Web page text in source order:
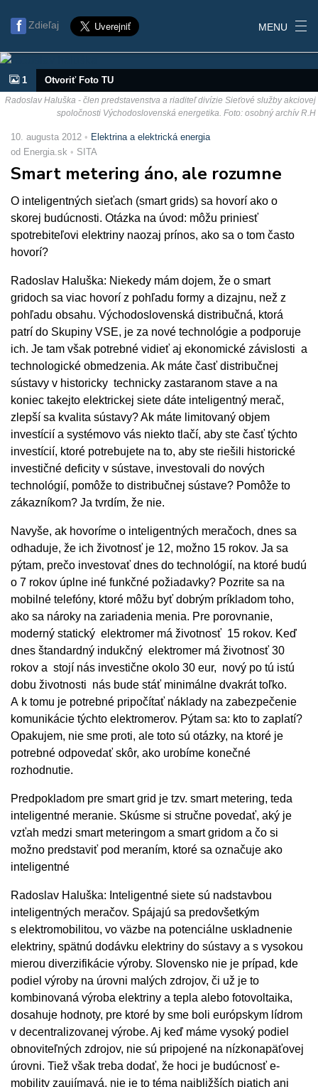
Zdieľaj MENU
1 Otvoriť Foto TU
Radoslav Haluška - člen predstavenstva a riaditeľ divízie Sieťové služby akciovej
spoločnosti Východoslovenská energetika. Foto: osobný archív R.H
10. augusta 2012
Elektrina a elektrická energia
od Energia.sk
SITA
Smart metering áno, ale rozumne
O inteligentných sieťach (smart grids) sa hovorí ako o
skorej budúcnosti. Otázka na úvod: môžu priniesť
spotrebiteľovi elektriny naozaj prínos, ako sa o tom často
hovorí?
Radoslav Haluška: Niekedy mám dojem, že o smart
gridoch sa viac hovorí z pohľadu formy a dizajnu, než z
pohľadu obsahu. Východoslovenská distribučná, ktorá
patrí do Skupiny VSE, je za nové technológie a podporuje
ich. Je tam však potrebné vidieť aj ekonomické závislosti a
technologické obmedzenia. Ak máte časť distribučnej
sústavy v historicky technicky zastaranom stave a na
koniec takejto elektrickej siete dáte inteligentný merač,
zlepší sa kvalita sústavy? Ak máte limitovaný objem
investícií a systémovo vás niekto tlačí, aby ste časť týchto
investícií, ktoré potrebujete na to, aby ste riešili historické
investičné deficity v sústave, investovali do nových
technológií, pomôže to distribučnej sústave? Pomôže to
zákazníkom? Ja tvrdím, že nie.
Navyše, ak hovoríme o inteligentných meračoch, dnes sa
odhaduje, že ich životnosť je 12, možno 15 rokov. Ja sa
pýtam, prečo investovať dnes do technológií, na ktoré budú
o 7 rokov úplne iné funkčné požiadavky? Pozrite sa na
mobilné telefóny, ktoré môžu byť dobrým príkladom toho,
ako sa nároky na zariadenia menia. Pre porovnanie,
moderný statický elektromer má životnosť 15 rokov. Keď
dnes štandardný indukčný elektromer má životnosť 30
rokov a stojí nás investične okolo 30 eur, nový po tú istú
dobu životnosti nás bude stáť minimálne dvakrát toľko.
A k tomu je potrebné pripočítať náklady na zabezpečenie
komunikácie týchto elektromerov. Pýtam sa: kto to zaplatí?
Opakujem, nie sme proti, ale toto sú otázky, na ktoré je
potrebné odpovedať skôr, ako urobíme konečné
rozhodnutie.
Predpokladom pre smart grid je tzv. smart metering, teda
inteligentné meranie. Skúsme si stručne povedať, aký je
vzťah medzi smart meteringom a smart gridom a čo si
možno predstaviť pod meraním, ktoré sa označuje ako
inteligentné
Radoslav Haluška: Inteligentné siete sú nadstavbou
inteligentných meračov. Spájajú sa predovšetkým
s elektromobilitou, vo väzbe na potenciálne uskladnenie
elektriny, spätnú dodávku elektriny do sústavy a s vysokou
mierou diverzifikácie výroby. Slovensko nie je prípad, kde
podiel výroby na úrovni malých zdrojov, či už je to
kombinovaná výroba elektriny a tepla alebo fotovoltaika,
dosahuje hodnoty, pre ktoré by sme boli európskym lídrom
v decentralizovanej výrobe. Aj keď máme vysoký podiel
obnoviteľných zdrojov, nie sú pripojené na nízkonapäťovej
úrovni. Tiež však treba dodať, že hoci je budúcnosť e-
mobility zaujímavá, nie je to téma najbližších piatich ani